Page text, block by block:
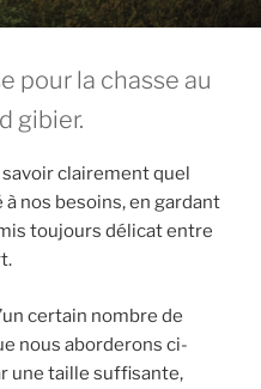
pour la chasse au
gibier.
clairement quel
nos besoins, en gardant
toujours délicat entre
certain nombre de
nous aborderons ci-
une taille suffisante,